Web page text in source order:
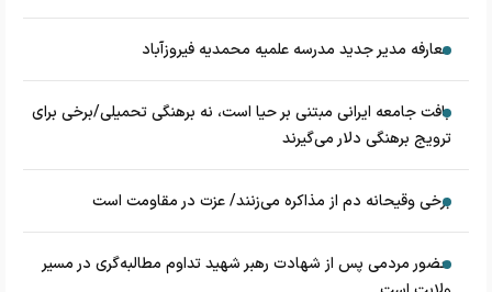
معارفه مدیر جدید مدرسه علمیه محمدیه فیروزآباد
بافت جامعه ایرانی مبتنی بر حیا است، نه برهنگی تحمیلی/برخی برای
ترویج برهنگی دلار می‌گیرند
برخی وقیحانه دم از مذاکره می‌زنند/ عزت در مقاومت است
حضور مردمی پس از شهادت رهبر شهید تداوم مطالبه‌گری در مسیر